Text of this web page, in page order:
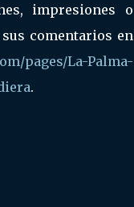
impresiones o
comentarios en
pages/La-Palma-
.